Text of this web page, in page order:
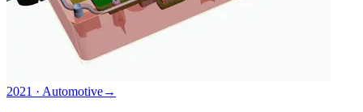
2021 · Automotive→